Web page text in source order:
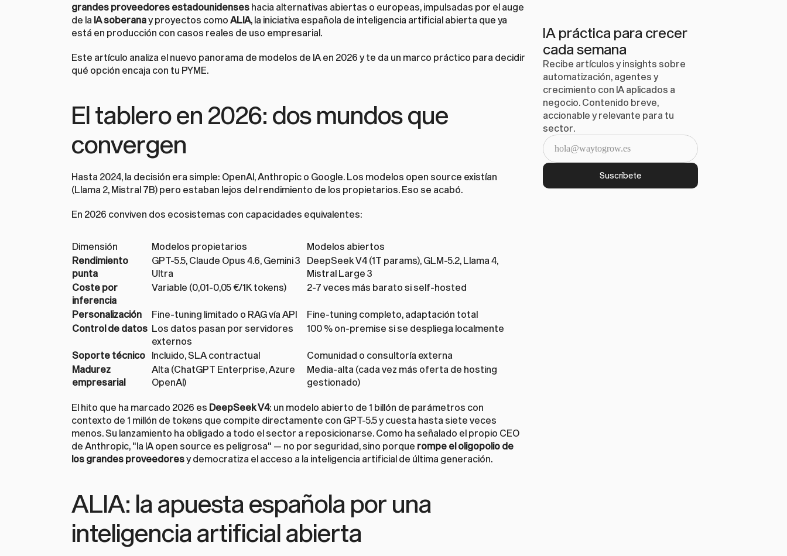
grandes proveedores estadounidenses hacia alternativas abiertas o europeas, impulsadas por el auge
de la IA soberana y proyectos como ALIA, la iniciativa española de inteligencia artificial abierta que ya
está en producción con casos reales de uso empresarial.
Este artículo analiza el nuevo panorama de modelos de IA en 2026 y te da un marco práctico para decidir
qué opción encaja con tu PYME.
El tablero en 2026: dos mundos que
convergen
Hasta 2024, la decisión era simple: OpenAI, Anthropic o Google. Los modelos open source existían
(Llama 2, Mistral 7B) pero estaban lejos del rendimiento de los propietarios. Eso se acabó.
En 2026 conviven dos ecosistemas con capacidades equivalentes:
Dimensión Modelos propietarios
Modelos abiertos
Rendimiento
punta
GPT-5.5, Claude Opus 4.6, Gemini 3
Ultra
DeepSeek V4 (1T params), GLM-5.2, Llama 4,
Mistral Large 3
Coste por
inferencia
Variable (0,01-0,05 €/1K tokens) 2-7 veces más barato si self-hosted
Personalización Fine-tuning limitado o RAG vía API
Fine-tuning completo, adaptación total
Control de datos Los datos pasan por servidores
externos
100 % on-premise si se despliega localmente
Soporte técnico Incluido, SLA contractual
Comunidad o consultoría externa
Madurez
empresarial
Alta (ChatGPT Enterprise, Azure
OpenAI)
Media-alta (cada vez más oferta de hosting
gestionado)
El hito que ha marcado 2026 es DeepSeek V4: un modelo abierto de 1 billón de parámetros con
contexto de 1 millón de tokens que compite directamente con GPT-5.5 y cuesta hasta siete veces
menos. Su lanzamiento ha obligado a todo el sector a reposicionarse. Como ha señalado el propio CEO
de Anthropic, "la IA open source es peligrosa" — no por seguridad, sino porque rompe el oligopolio de
los grandes proveedores y democratiza el acceso a la inteligencia artificial de última generación.
ALIA: la apuesta española por una
inteligencia artificial abierta
IA práctica para crecer
cada semana
Recibe artículos y insights sobre
automatización, agentes y
crecimiento con IA aplicados a
negocio. Contenido breve,
accionable y relevante para tu
sector.
Suscríbete